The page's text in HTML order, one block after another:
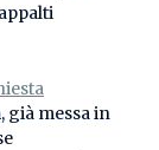
, già messa in